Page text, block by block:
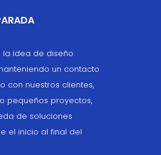
la idea de diseño
un contacto
con nuestros clientes,
pequeños proyectos,
de soluciones
el inicio al final del